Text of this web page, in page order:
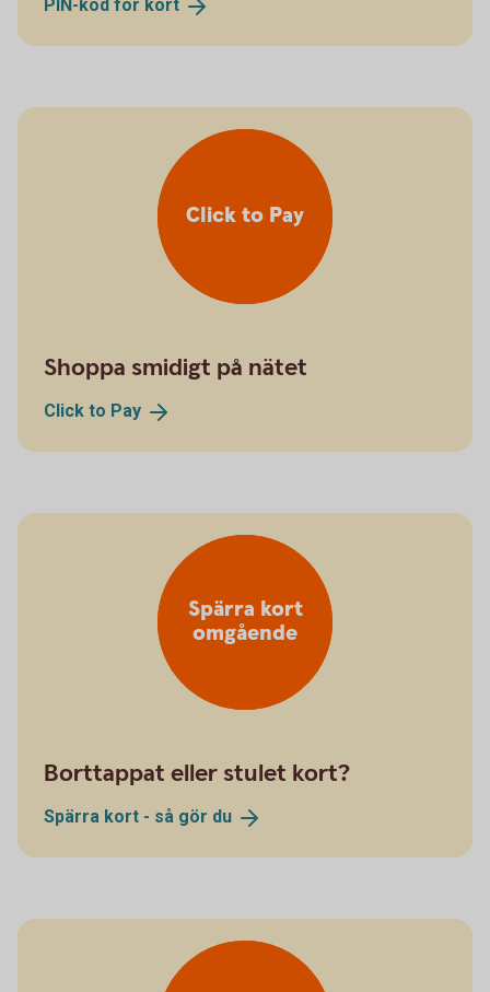
PIN-kod för kort
Click to Pay
Shoppa smidigt på nätet
Click to Pay
Spärra kort
omgående
Borttappat eller stulet kort?
Spärra kort - så gör du